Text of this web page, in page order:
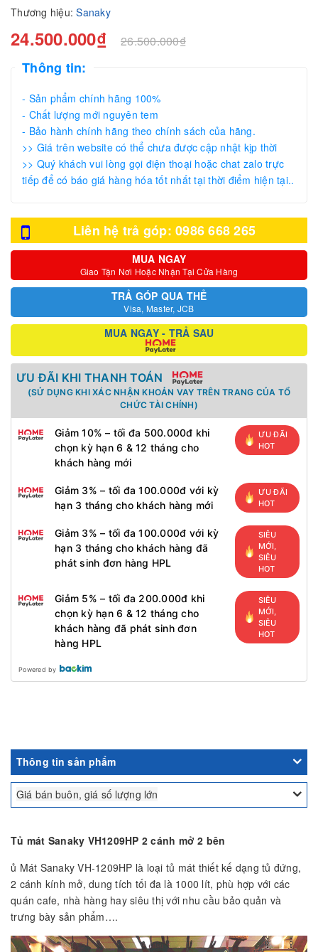
Thương hiệu: Sanaky
24.500.000₫ 26.500.000₫
Thông tin:
- Sản phẩm chính hãng 100%
- Chất lượng mới nguyên tem
- Bảo hành chính hãng theo chính sách của hãng.
>> Giá trên website có thể chưa được cập nhật kịp thời
>> Quý khách vui lòng gọi điện thoại hoặc chat zalo trực
tiếp để có báo giá hàng hóa tốt nhất tại thời điểm hiện tại..
Liên hệ trả góp: 0986 668 265
MUA NGAY
Giao Tận Nơi Hoặc Nhận Tại Cửa Hàng
TRẢ GÓP QUA THẺ
Visa, Master, JCB
MUA NGAY - TRẢ SAU
ƯU ĐÃI KHI THANH TOÁN
(SỬ DỤNG KHI XÁC NHẬN KHOẢN VAY TRÊN TRANG CỦA TỔ
CHỨC TÀI CHÍNH)
Giảm 10% – tối đa 500.000đ khi
chọn kỳ hạn 6 & 12 tháng cho
khách hàng mới
ƯU ĐÃI
HOT
Giảm 3% – tối đa 100.000đ với kỳ
hạn 3 tháng cho khách hàng mới
ƯU ĐÃI
HOT
Giảm 3% – tối đa 100.000đ với kỳ
hạn 3 tháng cho khách hàng đã
phát sinh đơn hàng HPL
SIÊU
MỚI,
SIÊU
HOT
Giảm 5% – tối đa 200.000đ khi
chọn kỳ hạn 6 & 12 tháng cho
khách hàng đã phát sinh đơn
hàng HPL
SIÊU
MỚI,
SIÊU
HOT
Powered by
Thông tin sản phẩm
Giá bán buôn, giá số lượng lớn
Tủ mát Sanaky VH1209HP 2 cánh mở 2 bên
ủ Mát Sanaky VH-1209HP là loại tủ mát thiết kế dạng tủ đứng,
2 cánh kính mở, dung tích tối đa là 1000 lít, phù hợp với các
quán cafe, nhà hàng hay siêu thị với nhu cầu bảo quản và
trưng bày sản phẩm….